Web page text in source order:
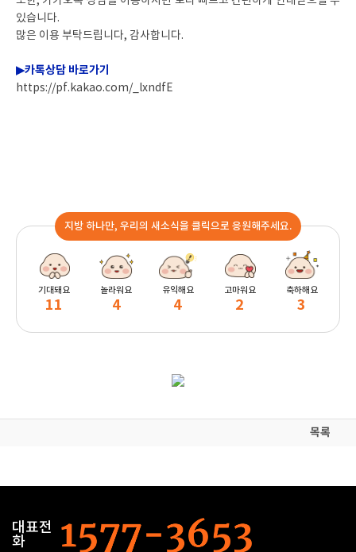
있습니다.
많은 이용 부탁드립니다, 감사합니다.
▶카톡상담 바로가기
https://pf.kakao.com/_lxndfE
지방 하나만, 우리의 새소식을 클릭으로 응원해주세요.
기대돼요
11
놀라워요
4
유익해요
4
고마워요
2
축하해요
3
목록
대표전
화